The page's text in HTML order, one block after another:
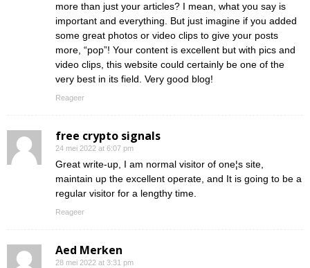
more than just your articles? I mean, what you say is
important and everything. But just imagine if you added
some great photos or video clips to give your posts
more, “pop”! Your content is excellent but with pics and
video clips, this website could certainly be one of the
very best in its field. Very good blog!
Reageer
free crypto signals
24 mei 2022 at 6:07 pm
Great write-up, I am normal visitor of one¦s site,
maintain up the excellent operate, and It is going to be a
regular visitor for a lengthy time.
Reageer
Aed Merken
28 mei 2022 at 3:31 pm